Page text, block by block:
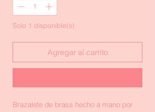
Solo 1 disponible(s)
Agregar al carrito
Brazalete de brass hecho a mano por